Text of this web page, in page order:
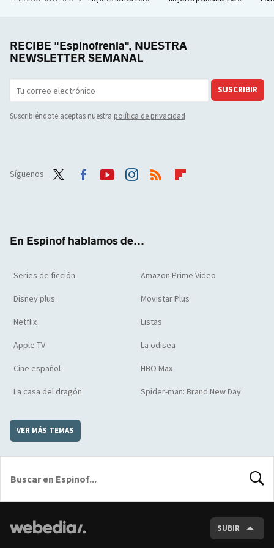
RECIBE "Espinofrenia", NUESTRA
NEWSLETTER SEMANAL
SUSCRIBIR
Suscribiéndote aceptas nuestra política de privacidad
Síguenos
En Espinof hablamos de...
Series de ficción Amazon Prime Video
Disney plus Movistar Plus
Netflix Listas
Apple TV La odisea
Cine español HBO Max
La casa del dragón Spider-man: Brand New Day
VER MÁS TEMAS
SUBIR